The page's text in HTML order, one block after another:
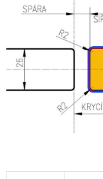
hvězdiček.